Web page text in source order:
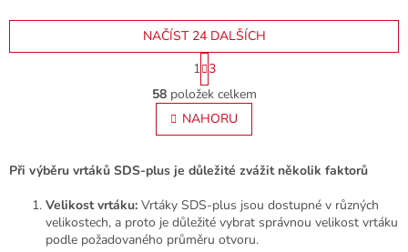
O
v
l
á
a
í
p
r
NAČÍST 24 DALŠÍCH
S
t
r
á
n
k
v
n
í
1 3
58položek celkem
NAHORU
Při výběru vrtáků SDS-plus je důležité zvážit několik faktorů
Velikost vrtáku: Vrtáky SDS-plus jsou dostupné v různých
velikostech, a proto je důležité vybrat správnou velikost vrtáku
podle požadovaného průměru otvoru.